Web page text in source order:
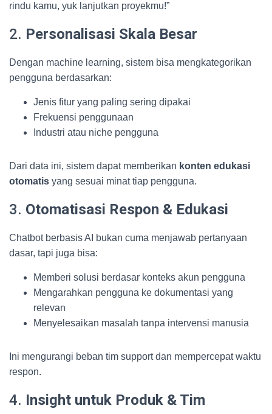
rindu kamu, yuk lanjutkan proyekmu!”
2. Personalisasi Skala Besar
Dengan machine learning, sistem bisa mengkategorikan
pengguna berdasarkan:
Jenis fitur yang paling sering dipakai
Frekuensi penggunaan
Industri atau niche pengguna
Dari data ini, sistem dapat memberikan konten edukasi
otomatis yang sesuai minat tiap pengguna.
3. Otomatisasi Respon & Edukasi
Chatbot berbasis AI bukan cuma menjawab pertanyaan
dasar, tapi juga bisa:
Memberi solusi berdasar konteks akun pengguna
Mengarahkan pengguna ke dokumentasi yang
relevan
Menyelesaikan masalah tanpa intervensi manusia
Ini mengurangi beban tim support dan mempercepat waktu
respon.
4. Insight untuk Produk & Tim